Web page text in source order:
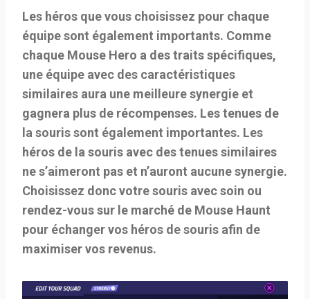
Les héros que vous choisissez pour chaque
équipe sont également importants. Comme
chaque Mouse Hero a des traits spécifiques,
une équipe avec des caractéristiques
similaires aura une meilleure synergie et
gagnera plus de récompenses. Les tenues de
la souris sont également importantes. Les
héros de la souris avec des tenues similaires
ne s’aimeront pas et n’auront aucune synergie.
Choisissez donc votre souris avec soin ou
rendez-vous sur le marché de Mouse Haunt
pour échanger vos héros de souris afin de
maximiser vos revenus.